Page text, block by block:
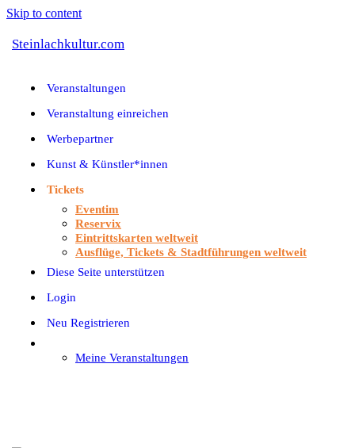
Skip to content
Steinlachkultur.com
Veranstaltungen
Veranstaltung einreichen
Werbepartner
Kunst & Künstler*innen
Tickets
Eventim
Reservix
Eintrittskarten weltweit
Ausflüge, Tickets & Stadtführungen weltweit
Diese Seite unterstützen
Login
Neu Registrieren
Meine Veranstaltungen